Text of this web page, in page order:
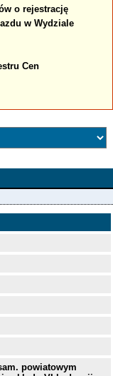
o rejestrację
w Wydziale
Cen
powiatowym